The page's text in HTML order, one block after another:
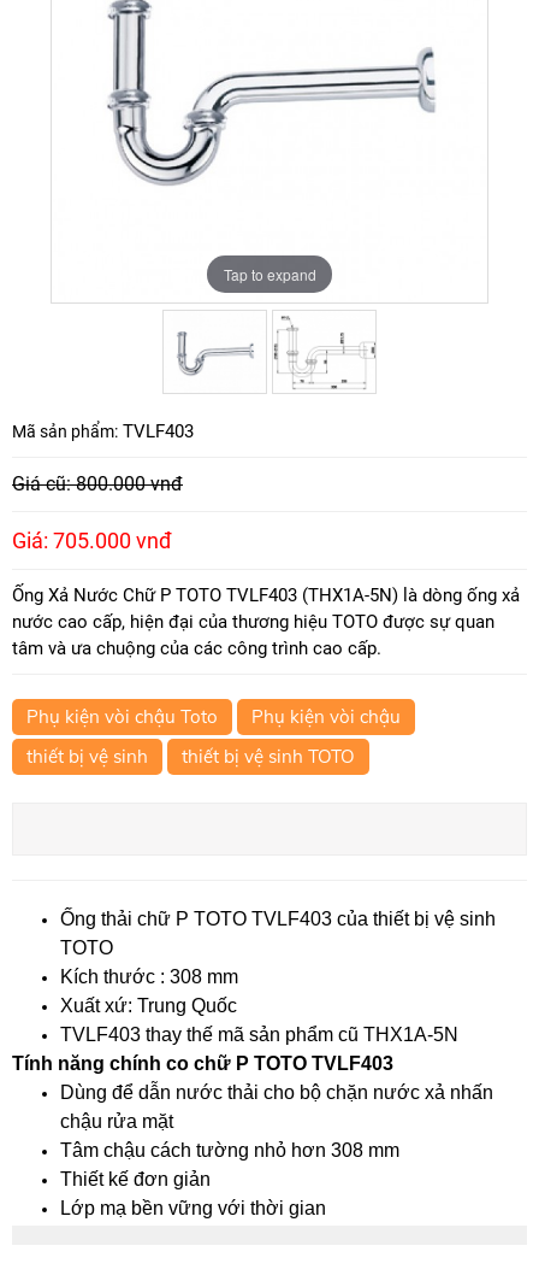
Tap to expand
Tap to expand
Mã sản phẩm: TVLF403
Giá cũ: 800.000 vnđ
Giá: 705.000 vnđ
Ống Xả Nước Chữ P TOTO TVLF403 (THX1A-5N) là dòng ống xả
nước cao cấp, hiện đại của thương hiệu TOTO được sự quan
tâm và ưa chuộng của các công trình cao cấp.
Phụ kiện vòi chậu Toto
Phụ kiện vòi chậu
thiết bị vệ sinh
thiết bị vệ sinh TOTO
Ống thải chữ P TOTO TVLF403 của thiết bị vệ sinh
TOTO
Kích thước : 308 mm
Xuất xứ: Trung Quốc
TVLF403 thay thế mã sản phẩm cũ THX1A-5N
Tính năng chính co chữ P TOTO TVLF403
Dùng để dẫn nước thải cho bộ chặn nước xả nhấn
chậu rửa mặt
Tâm chậu cách tường nhỏ hơn 308 mm
Thiết kế đơn giản
Lớp mạ bền vững với thời gian